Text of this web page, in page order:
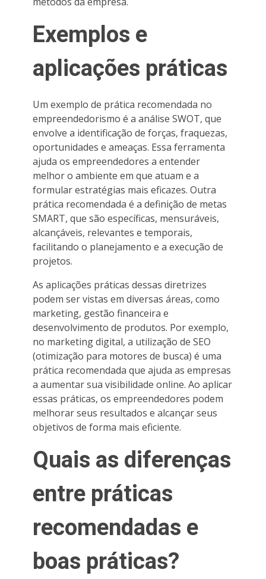
Exemplos e
aplicações práticas
Um exemplo de prática recomendada no
empreendedorismo é a análise SWOT, que
envolve a identificação de forças, fraquezas,
oportunidades e ameaças. Essa ferramenta
ajuda os empreendedores a entender
melhor o ambiente em que atuam e a
formular estratégias mais eficazes. Outra
prática recomendada é a definição de metas
SMART, que são específicas, mensuráveis,
alcançáveis, relevantes e temporais,
facilitando o planejamento e a execução de
projetos.
As aplicações práticas dessas diretrizes
podem ser vistas em diversas áreas, como
marketing, gestão financeira e
desenvolvimento de produtos. Por exemplo,
no marketing digital, a utilização de SEO
(otimização para motores de busca) é uma
prática recomendada que ajuda as empresas
a aumentar sua visibilidade online. Ao aplicar
essas práticas, os empreendedores podem
melhorar seus resultados e alcançar seus
objetivos de forma mais eficiente.
Quais as diferenças
entre práticas
recomendadas e
boas práticas?